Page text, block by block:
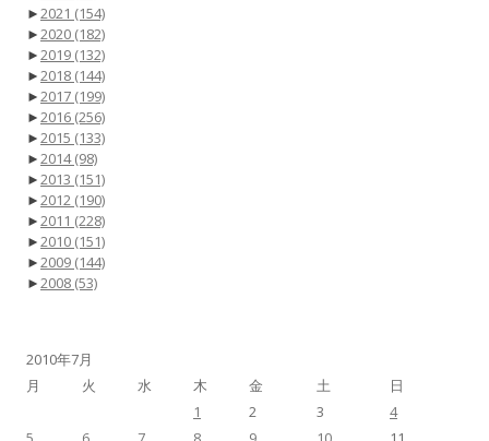
►2021 (154)
►2020 (182)
►2019 (132)
►2018 (144)
►2017 (199)
►2016 (256)
►2015 (133)
►2014(98)
►2013 (151)
►2012 (190)
►2011 (228)
►2010 (151)
►2009 (144)
►2008 (53)
2010年7月
月
火 水 木 金 土
日
1
2 3
4